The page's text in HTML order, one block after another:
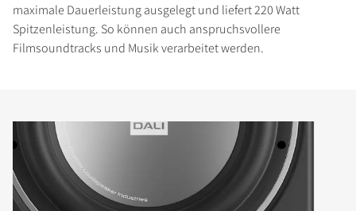
maximale Dauerleistung ausgelegt und liefert 220 Watt
Spitzenleistung. So können auch anspruchsvollere
Filmsoundtracks und Musik verarbeitet werden.